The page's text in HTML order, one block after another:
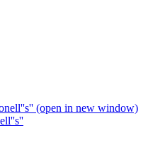
(open in new window)